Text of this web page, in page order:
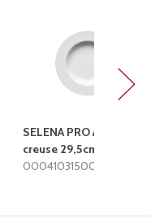
SELENA PRO Assiette
creuse 29,5cm
0004103150002